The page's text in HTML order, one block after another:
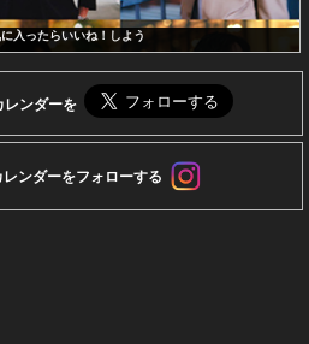
入ったらいいね！しよう
ンダーを
ンダーをフォローする